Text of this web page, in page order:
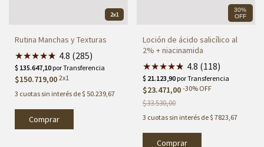
2x1
Rutina Manchas y Texturas
★★★★★
★ 4.8 (285)
$150.719,00 2x1
3 cuotas sin interés de$ 50.239,67
Comprar
30%
OFF
Loción de ácido salicílico al
2% + niacinamida
★★★★★
★ 4.8 (118)
$23.471,00 -30% OFF
$33.530,00
3 cuotas sin interés de$ 7823,67